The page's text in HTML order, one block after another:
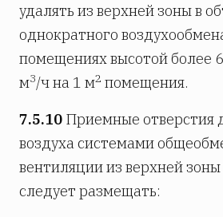
удалять из верхней зоны в
однократного
помещениях высотой более
м3/ч на 1 м2 помещения.
7.5.10 Приемные отверстия
воздуха системами
вентиляции из верхней
следует размещать: